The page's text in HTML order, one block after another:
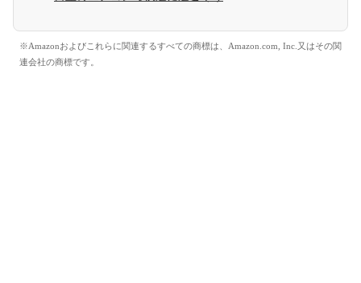
※Amazonおよびこれらに関連するすべての商標は、Amazon.com, Inc.又はその関
連会社の商標です。